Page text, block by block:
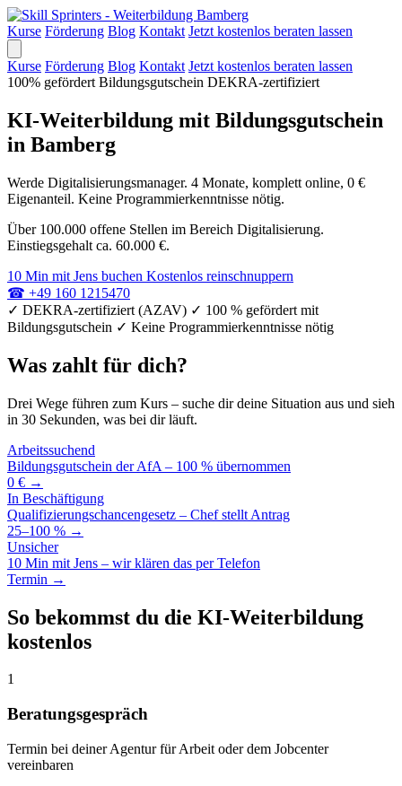
Kurse Förderung Blog Kontakt Jetzt kostenlos beraten lassen
Kurse Förderung Blog Kontakt Jetzt kostenlos beraten lassen
100% gefördert Bildungsgutschein DEKRA-zertifiziert
KI-Weiterbildung mit Bildungsgutschein
in Bamberg
Werde Digitalisierungsmanager. 4 Monate, komplett online, 0 €
Eigenanteil. Keine Programmierkenntnisse nötig.
Über 100.000 offene Stellen im Bereich Digitalisierung.
Einstiegsgehalt ca. 60.000 €.
10 Min mit Jens buchen Kostenlos reinschnuppern
☎ +49 160 1215470
✓ DEKRA-zertifiziert (AZAV) ✓ 100 % gefördert mit
Bildungsgutschein ✓ Keine Programmierkenntnisse nötig
Was zahlt für dich?
Drei Wege führen zum Kurs – suche dir deine Situation aus und sieh
in 30 Sekunden, was bei dir läuft.
Arbeitssuchend
Bildungsgutschein der AfA – 100 % übernommen
0 € →
In Beschäftigung
Qualifizierungschancengesetz – Chef stellt Antrag
25–100 % →
Unsicher
10 Min mit Jens – wir klären das per Telefon
Termin →
So bekommst du die KI-Weiterbildung
kostenlos
1
Beratungsgespräch
Termin bei deiner Agentur für Arbeit oder dem Jobcenter
vereinbaren